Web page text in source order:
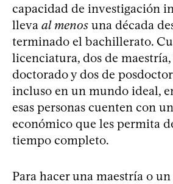
capacidad de investigación
lleva al menos una década
terminado el bachillerato.
licenciatura, dos de maestría,
doctorado y dos de
incluso en un mundo ideal,
esas personas cuenten con
económico que les permita
tiempo completo.
Para hacer una maestría o